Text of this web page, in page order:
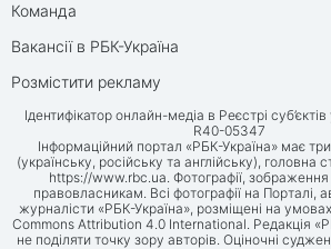
Команда
Вакансії в РБК-Україна
Розмістити рекламу
Ідентифікатор онлайн-медіа в Реєстрі
R40-05347
Інформаційний портал «РБК-Україна» має
(українську, російську та англійську), головна
https://www.rbc.ua. Фотографії,
правовласникам. Всі фотографії на Порталі,
журналісти «РБК-Україна», розміщені на умовах
Commons Attribution 4.0 International. Редакція
не поділяти точку зору авторів. Оціночні